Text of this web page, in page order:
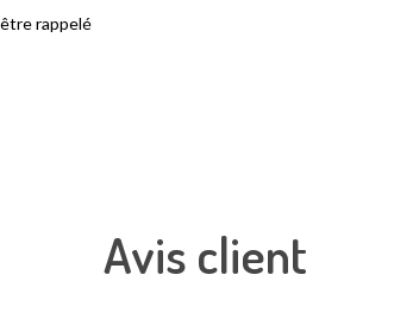
être rappelé
Avis client